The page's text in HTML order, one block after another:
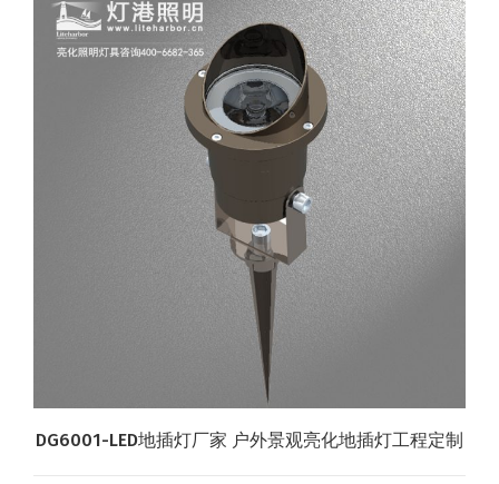
DG6001-LED地插灯厂家 户外景观亮化地插灯工程定制